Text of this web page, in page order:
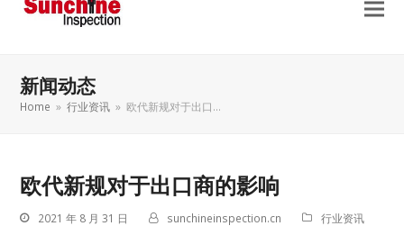
新闻动态
Home » 行业资讯 » 欧代新规对于出口…
欧代新规对于出口商的影响
2021 年 8 月 31 日 sunchineinspection.cn 行业资讯